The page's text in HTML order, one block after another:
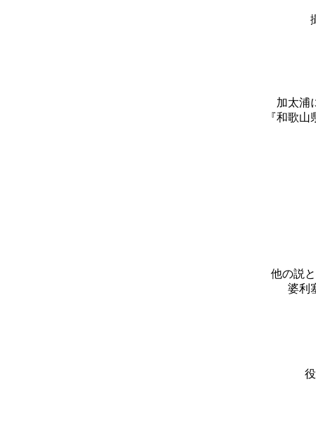
加太浦
『和歌
他の説
婆利